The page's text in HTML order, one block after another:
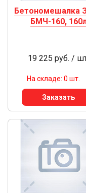
Бетономешалка
БМЧ-160,
19 225 руб. /
На складе: 0 шт.
Заказать